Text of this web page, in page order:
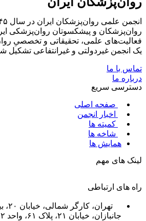
روان‌پزشکان و پیشکسوتان روان‌پزشکی
فعالیت‌های علمی، تحقیقاتی و تخصصیِ
یک انجمن غیردولتی و غیرانتفاعی تشکیل
تماس با ما
درباره ما
دسترسی سریع
صفحه اصلی
اخبار انجمن
کمیته ها
شاخه ها
همایش ها
لینک های مهم
راه های ارتباطی
جانبازان، خیابان ۲۱، پلاک ۶۱، واحد ۲